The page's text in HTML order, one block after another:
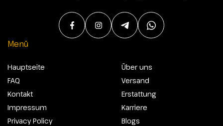
Menü
Hauptseite
FAQ
Kontakt
Impressum
Privacy Policy
Über uns
Versand
Erstattung
Karriere
Blogs